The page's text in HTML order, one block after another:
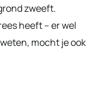
zweeft.
heeft – er wel
mocht je ook